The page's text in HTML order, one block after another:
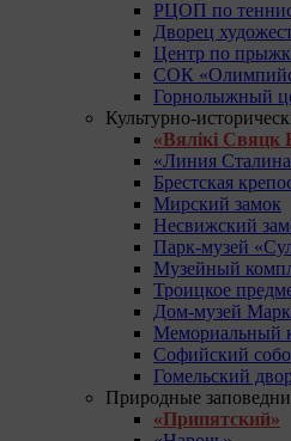
РЦОП по
Дворец
Центр по
СОК
Горнолыжный
Культурно-
«Вялікі Свяцк
«Линия
Брестская
Мирский замок
Несвижский
Парк-музей
Музейный
Троицкое
Дом-музей
Мемориальный
Софийский
Гомельский
Природные
«Припятский»